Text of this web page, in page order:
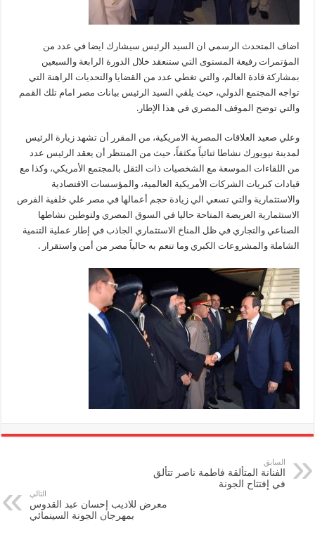
اضاف المتحدث الرسمي ان السيد الرئيس سيشارك ايضا في عدد من
المؤتمرات رفيعة المستوى التي ستنعقد خلال الدورة الرابعة والسبعين
بمشاركة قادة العالم، والتي تغطي عدد من القضايا والتحديات الراهنة التي
تواجه المجتمع الدولي، حيث يلقي السيد الرئيس بيانات مصر امام تلك القمم
والتي توضح الموقف المصري في هذا الإطار.
وعلي صعيد العلاقات المصرية الامريكية، من المقرر أن تشهد زيارة الرئيس
لمدينة نيويورك نشاطا ثنائياً مكثفاً، حيث من المنتظر أن يعقد الرئيس عدد
من اللقاءات الموسعة مع الشخصيات ذات الثقل بالمجتمع الأمريكي، وكذا مع
قيادات كبريات الشركات الأمريكية العالمية، والمؤسسات الاقتصادية
والاستثمارية والتي تسعي الي زيادة حجم أعمالها في مصر علي خلفية الفرص
الاستثمارية العريضة المتاحة حاليا في السوق المصري ولتوطين نشاطها
الصناعي والتجاري في ظل المناخ الاستثماري الجاذب في إطار عملية التنمية
الشاملة والمشروعات الكبري وما تنعم به حالياً مصر من أمن واستقرار .
السابق
الفنانة المتألقة فاطمة ناصر تتألق
في إفتتاح الجونة
التالي
معرض للاديب إحسان عبد القدوس
بمهرجان الجونة السينمائي